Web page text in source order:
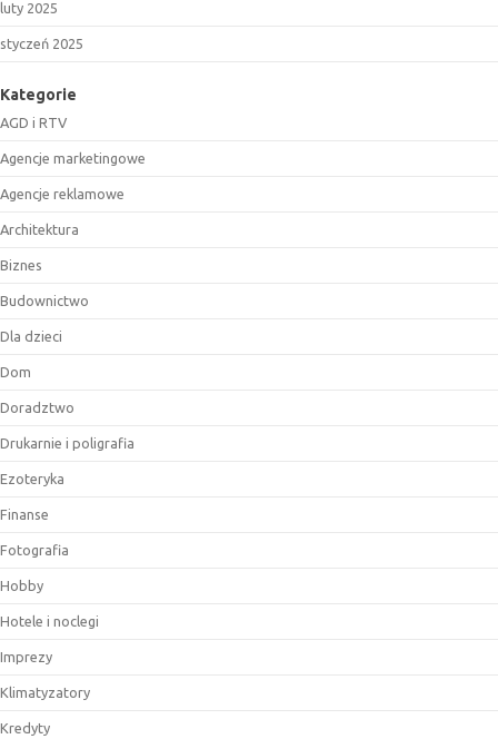
luty 2025
styczeń 2025
Kategorie
AGD i RTV
Agencje marketingowe
Agencje reklamowe
Architektura
Biznes
Budownictwo
Dla dzieci
Dom
Doradztwo
Drukarnie i poligrafia
Ezoteryka
Finanse
Fotografia
Hobby
Hotele i noclegi
Imprezy
Klimatyzatory
Kredyty